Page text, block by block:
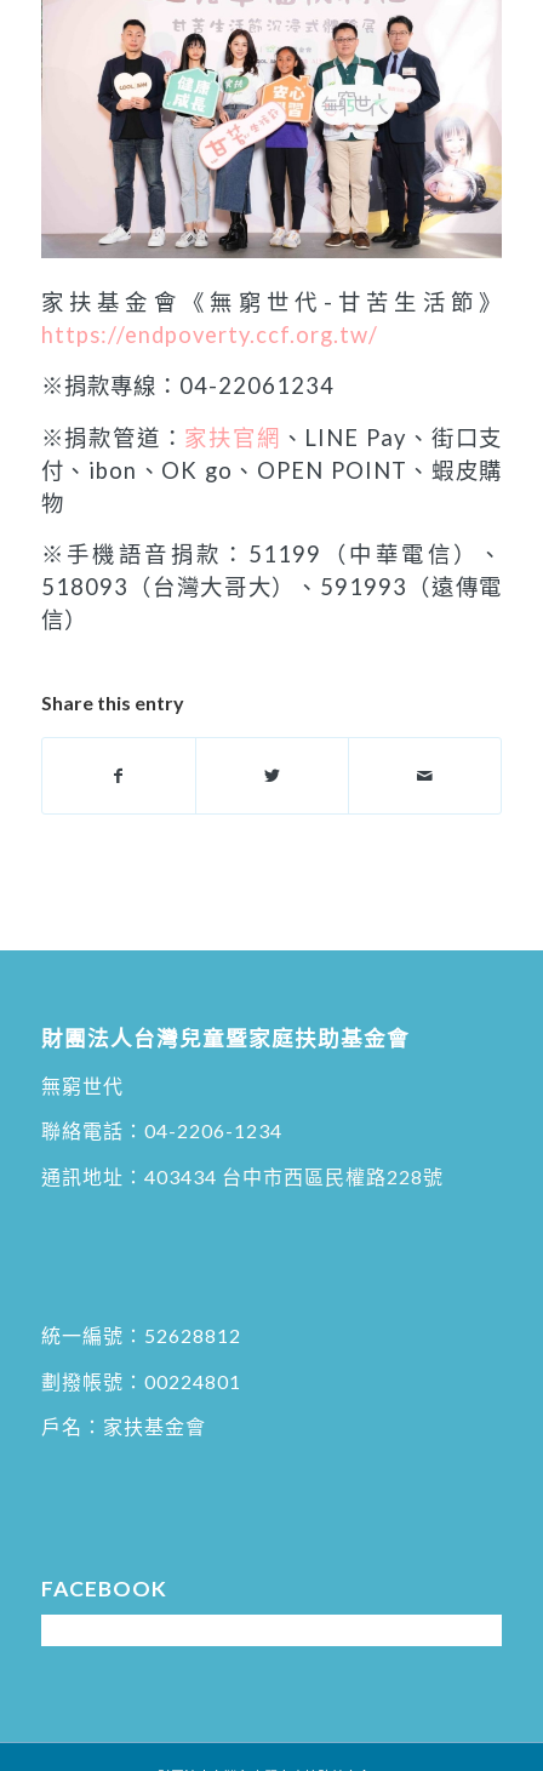
家扶基金會《無窮世代-甘苦生活節》
https://endpoverty.ccf.org.tw/
※捐款專線：04-22061234
※捐款管道： 家扶官網 、LINE Pay、街口支
付、ibon、OK go、OPEN POINT、蝦皮購
物
※手機語音捐款：51199（中華電信）、
518093（台灣大哥大）、591993（遠傳電
信）
Share this entry
財團法人台灣兒童暨家庭扶助基金會
無窮世代
聯絡電話： 04-2206-1234
通訊地址： 403434 台中市西區民權路228號
統一編號：52628812
劃撥帳號：00224801
戶名：家扶基金會
FACEBOOK